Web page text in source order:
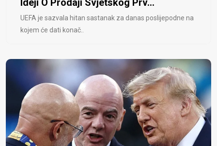
Ideji O Prodaji Svjetskog Prv...
UEFA je sazvala hitan sastanak za danas poslijepodne na
kojem će dati konač..